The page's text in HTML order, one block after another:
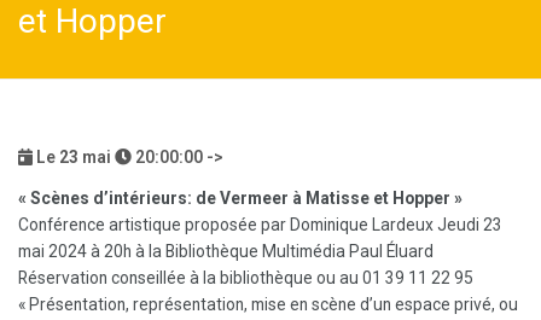
et Hopper
Le 23 mai 20:00:00 ->
« Scènes d’intérieurs: de Vermeer à Matisse et Hopper »
Conférence artistique proposée par Dominique Lardeux Jeudi 23
mai 2024 à 20h à la Bibliothèque Multimédia Paul Éluard
Réservation conseillée à la bibliothèque ou au 01 39 11 22 95
« Présentation, représentation, mise en scène d’un espace privé, ou